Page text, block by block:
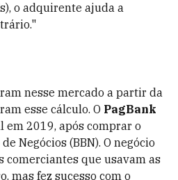
o adquirente ajuda a
nesse mercado a partir da
esse cálculo. O PagBank
em 2019, após comprar o
Negócios (BBN). O negócio
comerciantes que usavam as
mas fez sucesso com o